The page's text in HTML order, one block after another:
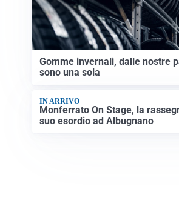
Gomme invernali, dalle nostre
sono una sola
IN ARRIVO
Monferrato On Stage, la
suo esordio ad Albugnano